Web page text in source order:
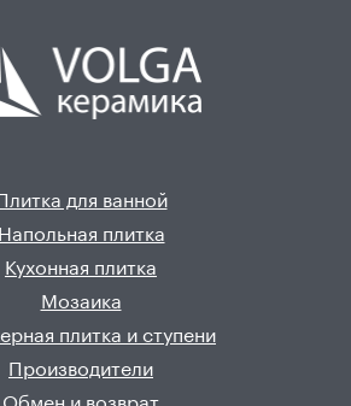
для ванной
Напольная плитка
Кухонная плитка
Мозаика
плитка и ступени
Производители